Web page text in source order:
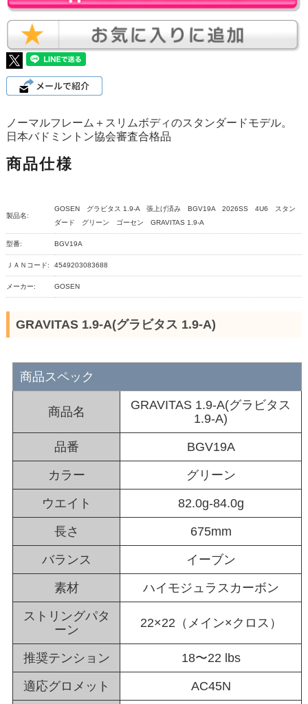
ノーマルフレーム＋スリムボディのスタンダードモデル。
日本バドミントン協会審査合格品
商品仕様
製品名:
GOSEN グラビタス 1.9-A 張上げ済み BGV19A 2026SS 4U6 スタン
ダード グリーン ゴーセン GRAVITAS 1.9-A
型番: BGV19A
ＪＡＮコード: 4549203083688
メーカー: GOSEN
GRAVITAS 1.9-A(グラビタス 1.9-A)
商品スペック
商品名
GRAVITAS 1.9-A(グラビタス
1.9-A)
品番 BGV19A
カラー グリーン
ウエイト 82.0g-84.0g
長さ 675mm
バランス イーブン
素材 ハイモジュラスカーボン
ストリングパタ
ーン
22×22（メイン×クロス）
推奨テンション 18〜22 lbs
適応グロメット AC45N